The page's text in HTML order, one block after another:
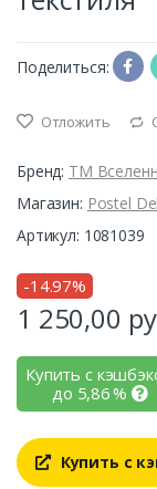
Поделиться:
Отложить
Бренд: ТМ
Магазин: Postel
Артикул: 1081039
-14.97%
1 250,00
Купить с
до 5,86%
Купить с